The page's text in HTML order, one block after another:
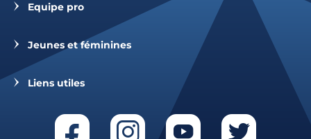
Equipe pro
Jeunes et féminines
Liens utiles